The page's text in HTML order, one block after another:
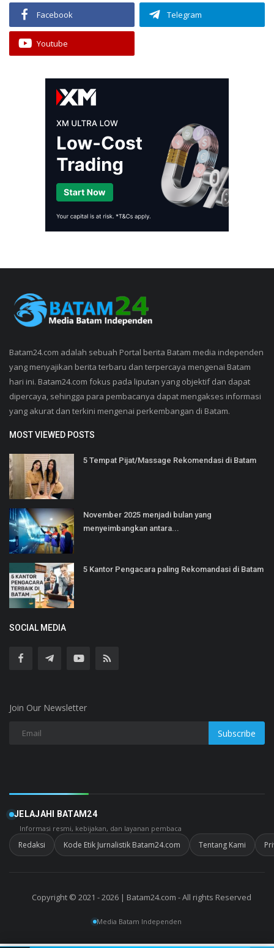
Facebook Telegram
Youtube
Batam24.com adalah sebuah Portal berita Batam media independen
yang menyajikan berita terbaru dan terpercaya mengenai Batam
hari ini. Batam24.com fokus pada liputan yang objektif dan dapat
dipercaya, sehingga para pembacanya dapat mengakses informasi
yang akurat dan terkini mengenai perkembangan di Batam.
MOST VIEWED POSTS
5 Tempat Pijat/Massage Rekomendasi di Batam
November 2025 menjadi bulan yang
menyeimbangkan antara...
5 Kantor Pengacara paling Rekomandasi di Batam
SOCIAL MEDIA
Join Our Newsletter
Subscribe
JELAJAHI BATAM24
Informasi resmi, kebijakan, dan layanan pembaca
Redaksi Kode Etik Jurnalistik Batam24.com Tentang Kami
Copyright © 2021 - 2026 | Batam24.com - All rights Reserved
Media Batam Independen